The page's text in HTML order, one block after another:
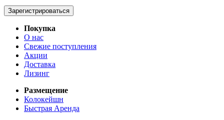
Зарегистрироваться
Покупка
О нас
Свежие поступления
Акции
Доставка
Лизинг
Размещение
Колокейшн
Быстрая Аренда